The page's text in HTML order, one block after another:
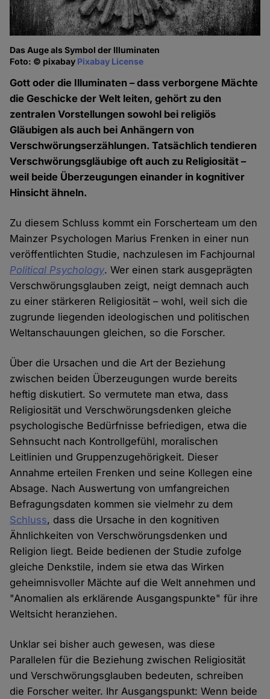
Das Auge als Symbol der Illuminaten
Foto: © pixabay Pixabay License
Gott oder die Illuminaten – dass verborgene Mächte
die Geschicke der Welt leiten, gehört zu den
zentralen Vorstellungen sowohl bei religiös
Gläubigen als auch bei Anhängern von
Verschwörungserzählungen. Tatsächlich tendieren
Verschwörungsgläubige oft auch zu Religiosität –
weil beide Überzeugungen einander in kognitiver
Hinsicht ähneln.
Zu diesem Schluss kommt ein Forscherteam um den
Mainzer Psychologen Marius Frenken in einer nun
veröffentlichten Studie, nachzulesen im Fachjournal
Political Psychology. Wer einen stark ausgeprägten
Verschwörungsglauben zeigt, neigt demnach auch
zu einer stärkeren Religiosität – wohl, weil sich die
zugrunde liegenden ideologischen und politischen
Weltanschauungen gleichen, so die Forscher.
Über die Ursachen und die Art der Beziehung
zwischen beiden Überzeugungen wurde bereits
heftig diskutiert. So vermutete man etwa, dass
Religiosität und Verschwörungsdenken gleiche
psychologische Bedürfnisse befriedigen, etwa die
Sehnsucht nach Kontrollgefühl, moralischen
Leitlinien und Gruppenzugehörigkeit. Dieser
Annahme erteilen Frenken und seine Kollegen eine
Absage. Nach Auswertung von umfangreichen
Befragungsdaten kommen sie vielmehr zu dem
Schluss, dass die Ursache in den kognitiven
Ähnlichkeiten von Verschwörungsdenken und
Religion liegt. Beide bedienen der Studie zufolge
gleiche Denkstile, indem sie etwa das Wirken
geheimnisvoller Mächte auf die Welt annehmen und
"Anomalien als erklärende Ausgangspunkte" für ihre
Weltsicht heranziehen.
Unklar sei bisher auch gewesen, was diese
Parallelen für die Beziehung zwischen Religiosität
und Verschwörungsglauben bedeuten, schreiben
die Forscher weiter. Ihr Ausgangspunkt: Wenn beide